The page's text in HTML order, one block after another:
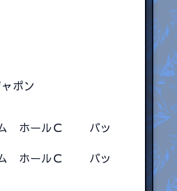
ポン
ム ホールＣ バッ
ム ホールＣ バッ